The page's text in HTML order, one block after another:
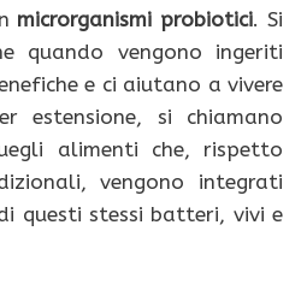
microrganismi probiotici. Si
quando vengono ingeriti
e ci aiutano a vivere
estensione, si chiamano
alimenti che, rispetto
vengono integrati
questi stessi batteri, vivi e